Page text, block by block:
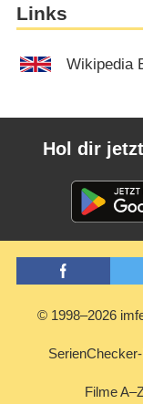
Links
Wikipedia
Hol dir
© 1998–2026
Filme